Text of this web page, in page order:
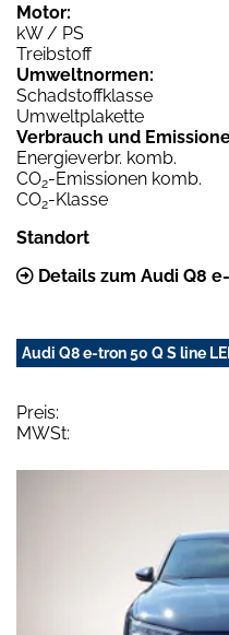
Motor:
kW / PS
Treibstoff
Umweltnormen:
Schadstoffklasse
Umweltplakette
Verbrauch und
Energieverbr. komb.
CO2-Emissionen komb.
CO2-Klasse
Standort
Details zum Audi Q8
Audi Q8 e-tron 50 Q S line
Preis:
MWSt: